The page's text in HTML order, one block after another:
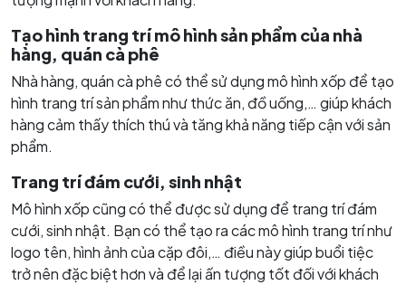
Tạo hình trang trí mô hình sản phẩm của nhà
hàng, quán cà phê
Nhà hàng, quán cà phê có thể sử dụng mô hình xốp để tạo
hình trang trí sản phẩm như thức ăn, đồ uống,… giúp khách
hàng cảm thấy thích thú và tăng khả năng tiếp cận với sản
phẩm.
Trang trí đám cưới, sinh nhật
Mô hình xốp cũng có thể được sử dụng để trang trí đám
cưới, sinh nhật. Bạn có thể tạo ra các mô hình trang trí như
logo tên, hình ảnh của cặp đôi,… điều này giúp buổi tiệc
trở nên đặc biệt hơn và để lại ấn tượng tốt đối với khách